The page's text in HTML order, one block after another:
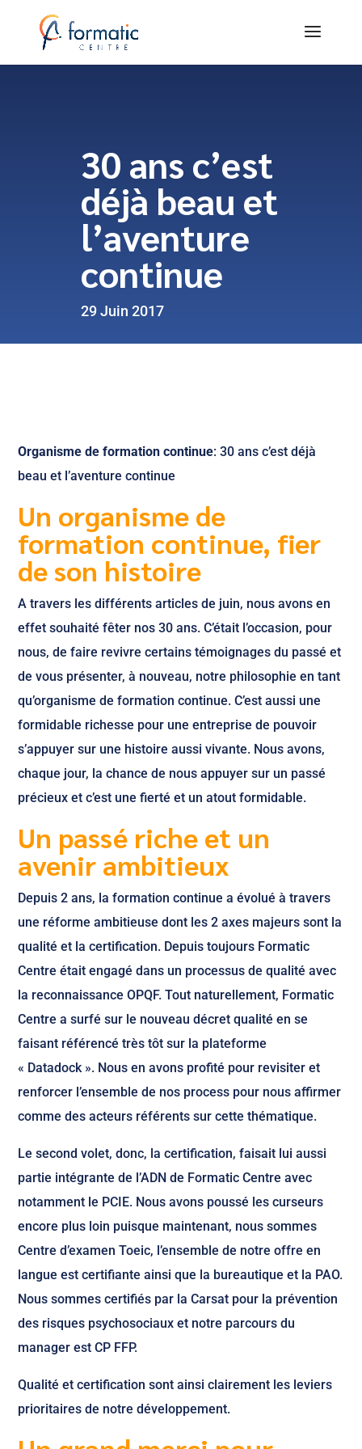
30 ans c’est
déjà beau et
l’aventure
continue
29 Juin 2017
Organisme de formation continue: 30 ans c’est déjà
beau et l’aventure continue
Un organisme de
formation continue, fier
de son histoire
A travers les différents articles de juin, nous avons en
effet souhaité fêter nos 30 ans. C’était l’occasion, pour
nous, de faire revivre certains témoignages du passé et
de vous présenter, à nouveau, notre philosophie en tant
qu’organisme de formation continue. C’est aussi une
formidable richesse pour une entreprise de pouvoir
s’appuyer sur une histoire aussi vivante. Nous avons,
chaque jour, la chance de nous appuyer sur un passé
précieux et c’est une fierté et un atout formidable.
Un passé riche et un
avenir ambitieux
Depuis 2 ans, la formation continue a évolué à travers
une réforme ambitieuse dont les 2 axes majeurs sont la
qualité et la certification. Depuis toujours Formatic
Centre était engagé dans un processus de qualité avec
la reconnaissance OPQF. Tout naturellement, Formatic
Centre a surfé sur le nouveau décret qualité en se
faisant référencé très tôt sur la plateforme
« Datadock ». Nous en avons profité pour revisiter et
renforcer l’ensemble de nos process pour nous affirmer
comme des acteurs référents sur cette thématique.
Le second volet, donc, la certification, faisait lui aussi
partie intégrante de l’ADN de Formatic Centre avec
notamment le PCIE. Nous avons poussé les curseurs
encore plus loin puisque maintenant, nous sommes
Centre d’examen Toeic, l’ensemble de notre offre en
langue est certifiante ainsi que la bureautique et la PAO.
Nous sommes certifiés par la Carsat pour la prévention
des risques psychosociaux et notre parcours du
manager est CP FFP.
Qualité et certification sont ainsi clairement les leviers
prioritaires de notre développement.